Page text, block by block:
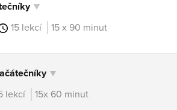
15 lekcí 15 x 90 minut
lekcí 15x 60 minut